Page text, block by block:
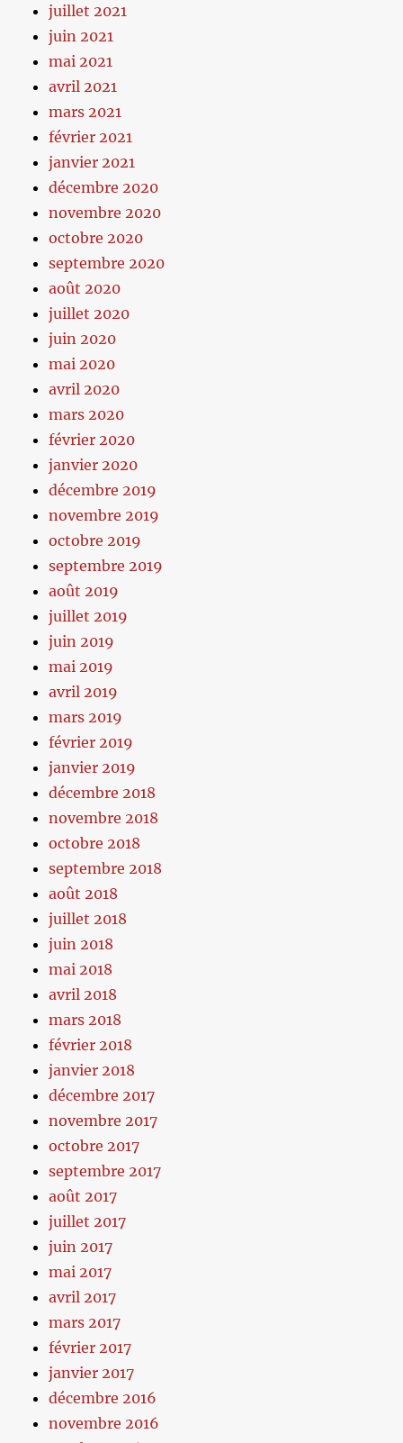
juillet 2021
juin 2021
mai 2021
avril 2021
mars 2021
février 2021
janvier 2021
décembre 2020
novembre 2020
octobre 2020
septembre 2020
août 2020
juillet 2020
juin 2020
mai 2020
avril 2020
mars 2020
février 2020
janvier 2020
décembre 2019
novembre 2019
octobre 2019
septembre 2019
août 2019
juillet 2019
juin 2019
mai 2019
avril 2019
mars 2019
février 2019
janvier 2019
décembre 2018
novembre 2018
octobre 2018
septembre 2018
août 2018
juillet 2018
juin 2018
mai 2018
avril 2018
mars 2018
février 2018
janvier 2018
décembre 2017
novembre 2017
octobre 2017
septembre 2017
août 2017
juillet 2017
juin 2017
mai 2017
avril 2017
mars 2017
février 2017
janvier 2017
décembre 2016
novembre 2016